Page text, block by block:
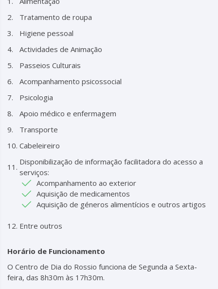
Tratamento de roupa
Higiene pessoal
Actividades de Animação
Passeios Culturais
Acompanhamento psicossocial
Psicologia
Apoio médico e enfermagem
Transporte
Cabeleireiro
Disponibilização de informação facilitadora do acesso a
serviços:
Acompanhamento ao exterior
Aquisição de medicamentos
Aquisição de géneros alimentícios e outros artigos
Entre outros
Horário de Funcionamento
O Centro de Dia do Rossio funciona de Segunda a Sexta-
feira, das 8h30m às 17h30m.